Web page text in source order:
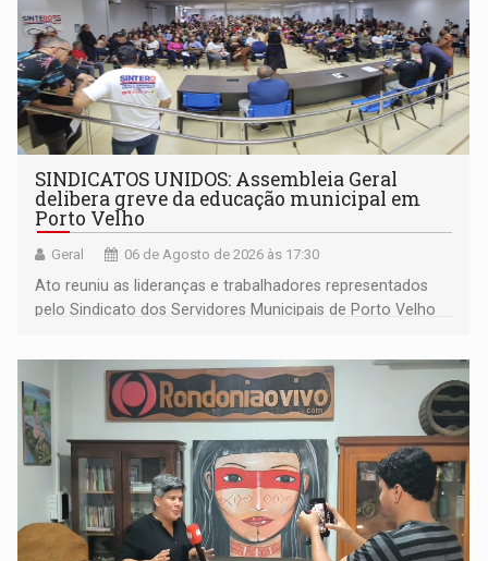
SINDICATOS UNIDOS: Assembleia Geral
delibera greve da educação municipal em
Porto Velho
Geral 06 de Agosto de 2026 às 17:30
Ato reuniu as lideranças e trabalhadores representados
pelo Sindicato dos Servidores Municipais de Porto Velho